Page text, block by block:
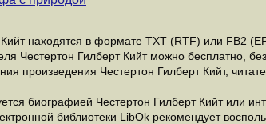
находятся в формате ТХТ (RTF) или FB2
Честертон Гилберт Кийт можно бесплатно,
произведения Честертон Гилберт Кийт,
биографией Честертон Гилберт Кийт или
библиотеки LibOk рекомендует